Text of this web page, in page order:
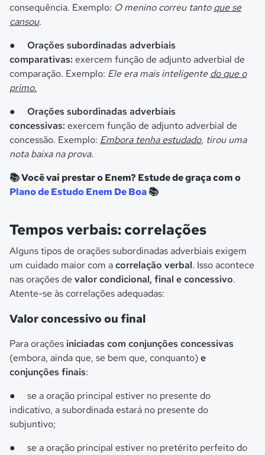
consequência. Exemplo: O menino correu tantoque se
cansou.
● Orações subordinadas adverbiais
comparativas: exercem função de adjunto adverbial de
comparação. Exemplo: Ele era mais inteligentedo que o
primo.
● Orações subordinadas adverbiais
concessivas: exercem função de adjunto adverbial de
concessão. Exemplo: Embora tenha estudado, tirou uma
nota baixa na prova.
📚 Você vai prestar o Enem? Estude de graça com o
Plano de Estudo Enem De Boa📚
Tempos verbais: correlações
Alguns tipos de orações subordinadas adverbiais exigem
um cuidado maior com acorrelação verbal. Isso acontece
nas orações de valor condicional, final e concessivo.
Atente-se às correlações adequadas:
Valor concessivo ou final
Para orações iniciadas com conjunções concessivas
(embora, ainda que, se bem que, conquanto)e
conjunções finais:
● se a oração principal estiver no presente do
indicativo, a subordinada estará no presente do
subjuntivo;
● se a oração principal estiver no pretérito perfeito do